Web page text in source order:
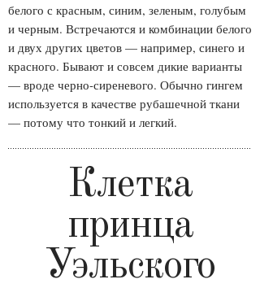
белого с красным, синим, зеленым, голубым
и черным. Встречаются и комбинации белого
и двух других цветов — например, синего и
красного. Бывают и совсем дикие варианты
— вроде черно-сиреневого. Обычно гингем
используется в качестве рубашечной ткани
— потому что тонкий и легкий.
Клетка
принца
Уэльского